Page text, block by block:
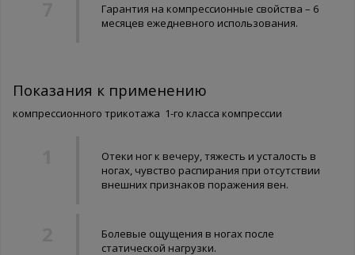
Гарантия на компрессионные свойства – 6
месяцев ежедневного использования.
Показания к применению
компрессионного трикотажа 1-го класса компрессии
Отеки ног к вечеру, тяжесть и усталость в
ногах, чувство распирания при отсутствии
внешних признаков поражения вен.
Болевые ощущения в ногах после
статической нагрузки.